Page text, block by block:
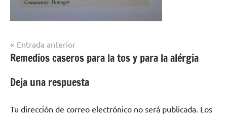
Navegación
de
entradas
Entrada anterior
Remedios caseros para la tos y para la alérgia
Deja una respuesta
Tu dirección de correo electrónico no será publicada. Los